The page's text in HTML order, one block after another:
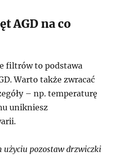
AGD na co
filtrów to podstawa
Warto także zwracać
– np. temperaturę
unikniesz
użyciu pozostaw drzwiczki